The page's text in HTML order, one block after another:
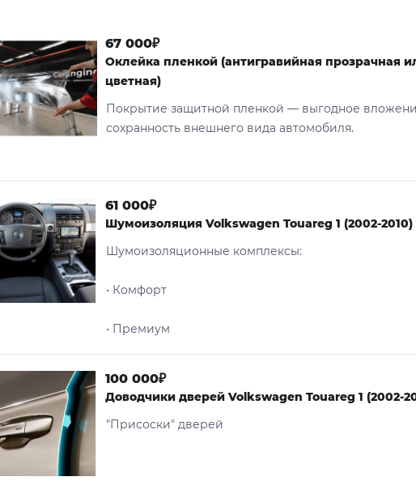
67 000₽
Оклейка пленкой (антигравийная прозрачная
цветная)
Покрытие защитной пленкой — выгодное
сохранность внешнего вида автомобиля.
61 000₽
Шумоизоляция Volkswagen Touareg 1 (2002-2010)
Шумоизоляционные комплексы:
• Комфорт
• Премиум
100 000₽
Доводчики дверей Volkswagen Touareg 1 (2002-
"Присоски" дверей